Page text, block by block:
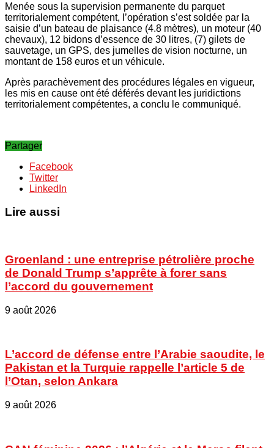
Menée sous la supervision permanente du parquet
territorialement compétent, l’opération s’est soldée par la
saisie d’un bateau de plaisance (4.8 mètres), un moteur (40
chevaux), 12 bidons d’essence de 30 litres, (7) gilets de
sauvetage, un GPS, des jumelles de vision nocturne, un
montant de 158 euros et un véhicule.
Après parachèvement des procédures légales en vigueur,
les mis en cause ont été déférés devant les juridictions
territorialement compétentes, a conclu le communiqué.
Partager
Facebook
Twitter
LinkedIn
Lire aussi
Groenland : une entreprise pétrolière proche
de Donald Trump s’apprête à forer sans
l’accord du gouvernement
9 août 2026
L’accord de défense entre l’Arabie saoudite, le
Pakistan et la Turquie rappelle l’article 5 de
l’Otan, selon Ankara
9 août 2026